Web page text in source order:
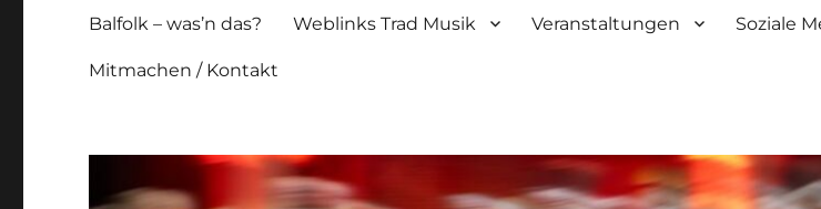
Balfolk – was’n das? Weblinks Trad Musik Veranstaltungen Soziale
Mitmachen / Kontakt